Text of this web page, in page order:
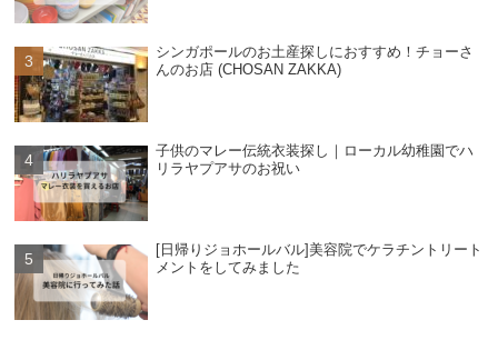
シンガポールのお土産探しにおすすめ！チョーさ
んのお店 (CHOSAN ZAKKA)
子供のマレー伝統衣装探し｜ローカル幼稚園でハ
リラヤプアサのお祝い
[日帰りジョホールバル]美容院でケラチントリート
メントをしてみました